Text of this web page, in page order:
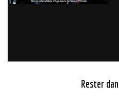
Rester